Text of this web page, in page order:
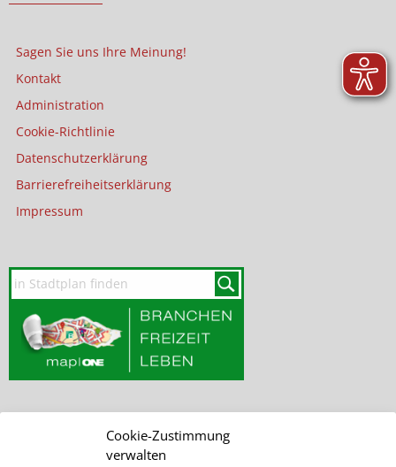
Cookie-Zustimmung
verwalten
Sagen Sie uns Ihre Meinung!
Kontakt
Administration
Cookie-Richtlinie
Datenschutzerklärung
Barrierefreiheitserklärung
Impressum
SEITE DURCHSUCHEN